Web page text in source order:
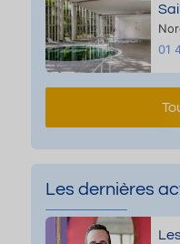
01
Les dernières